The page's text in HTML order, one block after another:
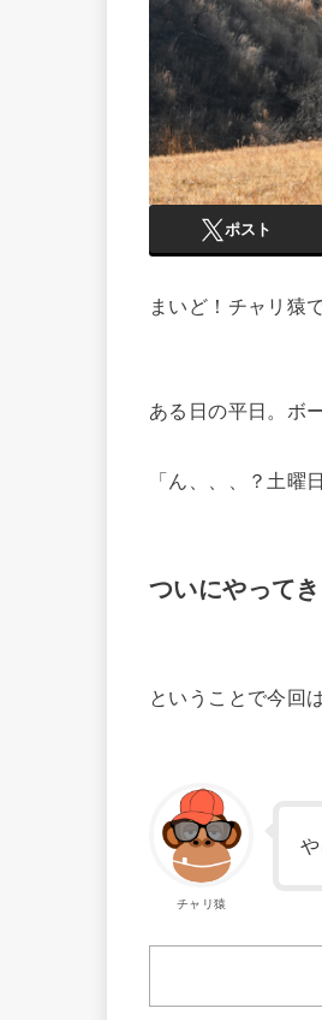
ポスト
まいど！チャリ猿
ある日の平日。ボ
「ん、、、？土曜
ついにやって
ということで今回
チャリ猿